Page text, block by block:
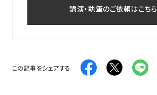
講演・執筆のご依頼はこちら
この記事をシェアする